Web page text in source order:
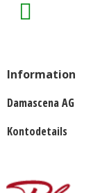
Information
Damascena AG
Kontodetails